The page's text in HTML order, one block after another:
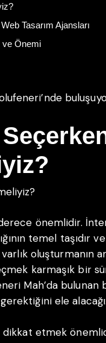
Tasarım Ajansları
ve Önemi
önemlidir.
temel taşıdır
oluşturmanın
karmaşık bir
Mah’da bulunan
ele
dikkat etmek